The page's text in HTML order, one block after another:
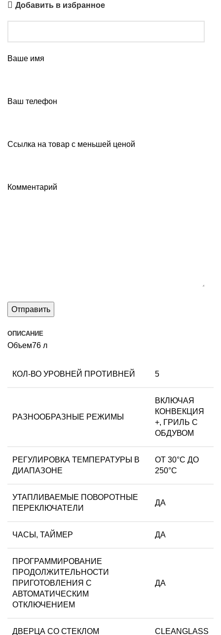
Добавить в избранное
Ваше имя
Ваш телефон
Ссылка на товар с меньшей ценой
Комментарий
ОПИСАНИЕ
Объем76 л
КОЛ-ВО УРОВНЕЙ ПРОТИВНЕЙ 5
РАЗНООБРАЗНЫЕ РЕЖИМЫ
ВКЛЮЧАЯ
КОНВЕКЦИЯ
+, ГРИЛЬ С
ОБДУВОМ
РЕГУЛИРОВКА ТЕМПЕРАТУРЫ В
ДИАПАЗОНЕ
ОТ 30°С ДО
250°С
УТАПЛИВАЕМЫЕ ПОВОРОТНЫЕ
ПЕРЕКЛЮЧАТЕЛИ
ДА
ЧАСЫ, ТАЙМЕР ДА
ПРОГРАММИРОВАНИЕ
ПРОДОЛЖИТЕЛЬНОСТИ
ПРИГОТОВЛЕНИЯ С
АВТОМАТИЧЕСКИМ
ОТКЛЮЧЕНИЕМ
ДА
ДВЕРЦА СО СТЕКЛОМ CLEANGLASS